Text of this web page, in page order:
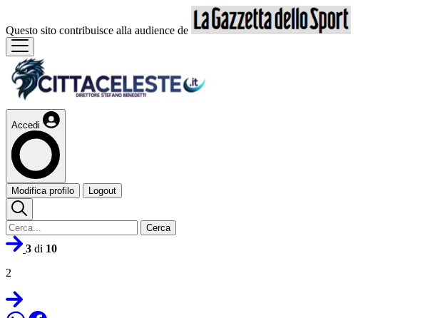
Questo sito contribuisce alla audience de
Accedi
Modifica profilo Logout
Cerca
3 di 10
2